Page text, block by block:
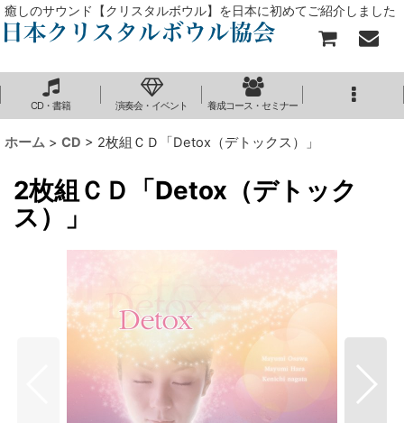
癒しのサウンド【クリスタルボウル】を日本に初めてご紹介しました
CD・書籍 演奏会・イベント 養成コース・セミナー
ホーム > CD > 2枚組ＣＤ「Detox（デトックス）」
2枚組ＣＤ「Detox（デトック
ス）」